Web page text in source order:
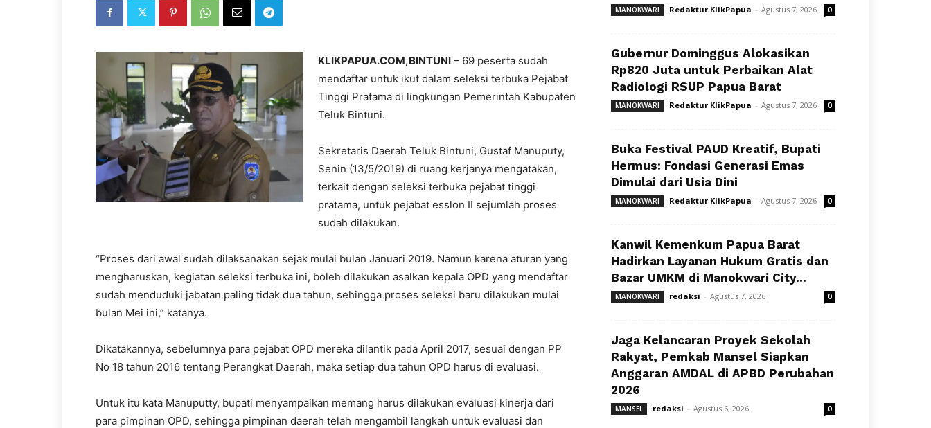
KLIKPAPUA.COM,BINTUNI – 69 peserta sudah
mendaftar untuk ikut dalam seleksi terbuka Pejabat
Tinggi Pratama di lingkungan Pemerintah Kabupaten
Teluk Bintuni.
Sekretaris Daerah Teluk Bintuni, Gustaf Manuputy,
Senin (13/5/2019) di ruang kerjanya mengatakan,
terkait dengan seleksi terbuka pejabat tinggi
pratama, untuk pejabat esslon II sejumlah proses
sudah dilakukan.
“Proses dari awal sudah dilaksanakan sejak mulai bulan Januari 2019. Namun karena aturan yang
mengharuskan, kegiatan seleksi terbuka ini, boleh dilakukan asalkan kepala OPD yang mendaftar
sudah menduduki jabatan paling tidak dua tahun, sehingga proses seleksi baru dilakukan mulai
bulan Mei ini,” katanya.
Dikatakannya, sebelumnya para pejabat OPD mereka dilantik pada April 2017, sesuai dengan PP
No 18 tahun 2016 tentang Perangkat Daerah, maka setiap dua tahun OPD harus di evaluasi.
Untuk itu kata Manuputty, bupati menyampaikan memang harus dilakukan evaluasi kinerja dari
para pimpinan OPD, sehingga pimpinan daerah telah mengambil langkah untuk evaluasi dan
MANOKWARI Redaktur KlikPapua - Agustus 7, 2026 0
Gubernur Dominggus Alokasikan
Rp820 Juta untuk Perbaikan Alat
Radiologi RSUP Papua Barat
MANOKWARI Redaktur KlikPapua - Agustus 7, 2026 0
Buka Festival PAUD Kreatif, Bupati
Hermus: Fondasi Generasi Emas
Dimulai dari Usia Dini
MANOKWARI Redaktur KlikPapua - Agustus 7, 2026 0
Kanwil Kemenkum Papua Barat
Hadirkan Layanan Hukum Gratis dan
Bazar UMKM di Manokwari City...
MANOKWARI redaksi - Agustus 7, 2026 0
Jaga Kelancaran Proyek Sekolah
Rakyat, Pemkab Mansel Siapkan
Anggaran AMDAL di APBD Perubahan
2026
MANSEL redaksi - Agustus 6, 2026 0